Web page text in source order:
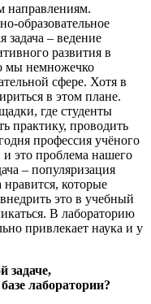
направлениям.
образовательное
задача – ведение
развития в
мы немножечко
сфере. Хотя в
в этом плане.
где студенты
практику, проводить
профессия учёного
и это проблема нашего
– популяризация
которые
это в учебный
В лабораторию
привлекает наука и у
задаче,
лаборатории?